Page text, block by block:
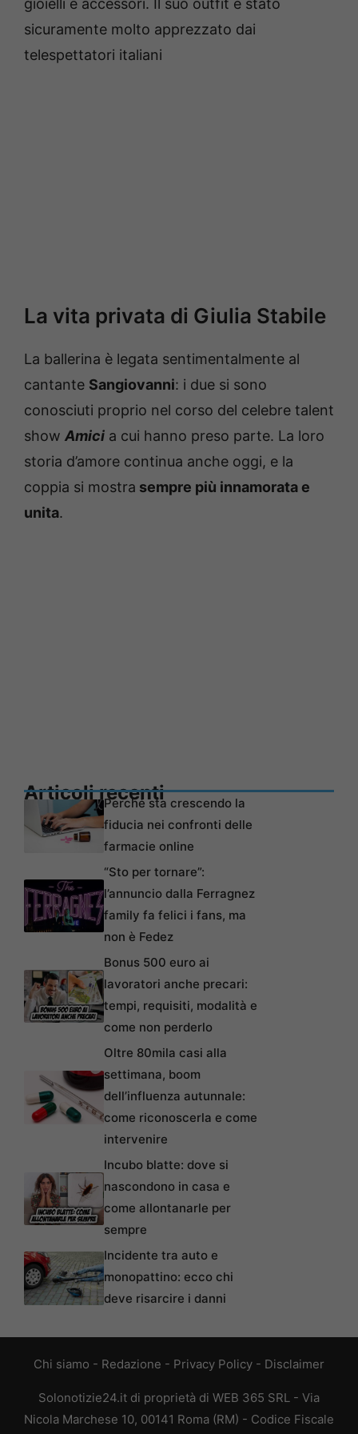
sicuramente molto apprezzato dai
telespettatori italiani
La vita privata di Giulia Stabile
La ballerina è legata sentimentalmente al
cantante Sangiovanni: i due si sono
conosciuti proprio nel corso del celebre talent
show Amici a cui hanno preso parte. La loro
storia d’amore continua anche oggi, e la
coppia si mostra sempre più innamorata e
unita.
Articoli recentiPerché sta crescendo la
fiducia nei confronti delle
farmacie online
“Sto per tornare”:
l’annuncio dalla Ferragnez
family fa felici i fans, ma
non è Fedez
Bonus 500 euro ai
lavoratori anche precari:
tempi, requisiti, modalità e
come non perderlo
Oltre 80mila casi alla
settimana, boom
dell’influenza autunnale:
come riconoscerla e come
intervenire
Incubo blatte: dove si
nascondono in casa e
come allontanarle per
sempre
Incidente tra auto e
monopattino: ecco chi
deve risarcire i danni
Chi siamo - Redazione - Privacy Policy - Disclaimer
Solonotizie24.it di proprietà di WEB 365 SRL - Via
Nicola Marchese 10, 00141 Roma (RM) - Codice Fiscale